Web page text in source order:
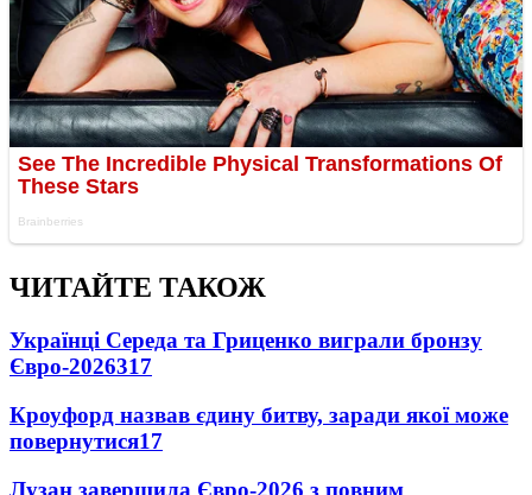
ЧИТАЙТЕ ТАКОЖ
Українці Середа та Гриценко виграли бронзу
Євро-2026317
Кроуфорд назвав єдину битву, заради якої може
повернутися17
Лузан завершила Євро-2026 з повним